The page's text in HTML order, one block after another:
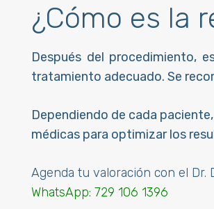
¿Cómo es la
Después del procedimiento,
tratamiento adecuado. Se
Dependiendo de cada
médicas para optimizar los
Agenda tu valoración con el Dr.
WhatsApp: 729 106 1396